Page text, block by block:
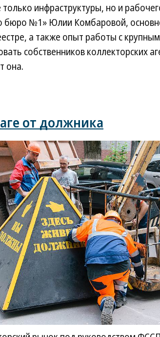
инфраструктуры, но и
бюро №1» Юлии Комбаровой,
а также опыт работы с
собственников коллекторских
она.
от должника